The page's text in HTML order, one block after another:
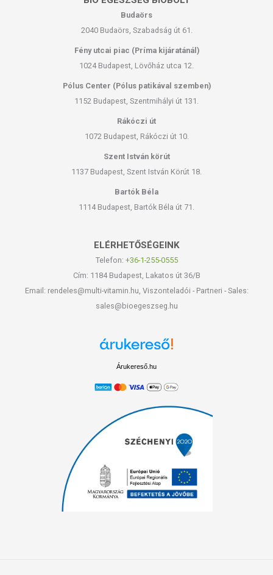
Budaörs
2040 Budaörs, Szabadság út 61.
Fény utcai piac (Príma kijáratánál)
1024 Budapest, Lövőház utca 12.
Pólus Center (Pólus patikával szemben)
1152 Budapest, Szentmihályi út 131.
Rákóczi út
1072 Budapest, Rákóczi út 10.
Szent István körút
1137 Budapest, Szent István Körút 18.
Bartók Béla
1114 Budapest, Bartók Béla út 71.
ELÉRHETŐSÉGEINK
Telefon: +36-1-255-0555
Cím: 1184 Budapest, Lakatos út 36/B
Email: rendeles@multi-vitamin.hu, Viszonteladói - Partneri - Sales:
sales@bioegeszseg.hu
Árukereső.hu